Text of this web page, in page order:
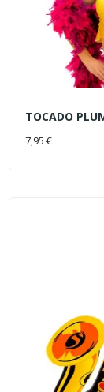
TOCADO
7,95 €